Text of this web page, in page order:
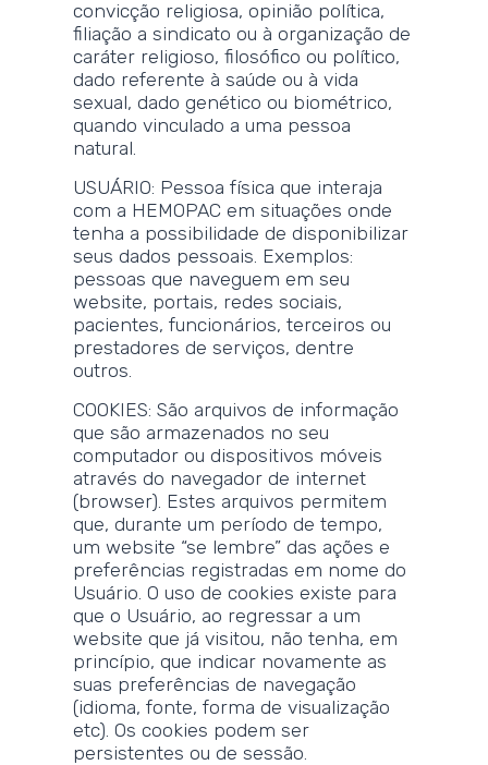
convicção religiosa, opinião política,
filiação a sindicato ou à organização de
caráter religioso, filosófico ou político,
dado referente à saúde ou à vida
sexual, dado genético ou biométrico,
quando vinculado a uma pessoa
natural.
USUÁRIO: Pessoa física que interaja
com a HEMOPAC em situações onde
tenha a possibilidade de disponibilizar
seus dados pessoais. Exemplos:
pessoas que naveguem em seu
website, portais, redes sociais,
pacientes, funcionários, terceiros ou
prestadores de serviços, dentre
outros.
COOKIES: São arquivos de informação
que são armazenados no seu
computador ou dispositivos móveis
através do navegador de internet
(browser). Estes arquivos permitem
que, durante um período de tempo,
um website “se lembre” das ações e
preferências registradas em nome do
Usuário. O uso de cookies existe para
que o Usuário, ao regressar a um
website que já visitou, não tenha, em
princípio, que indicar novamente as
suas preferências de navegação
(idioma, fonte, forma de visualização
etc). Os cookies podem ser
persistentes ou de sessão.